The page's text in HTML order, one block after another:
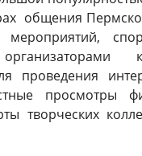
общения
проведения
просмотры
творческих